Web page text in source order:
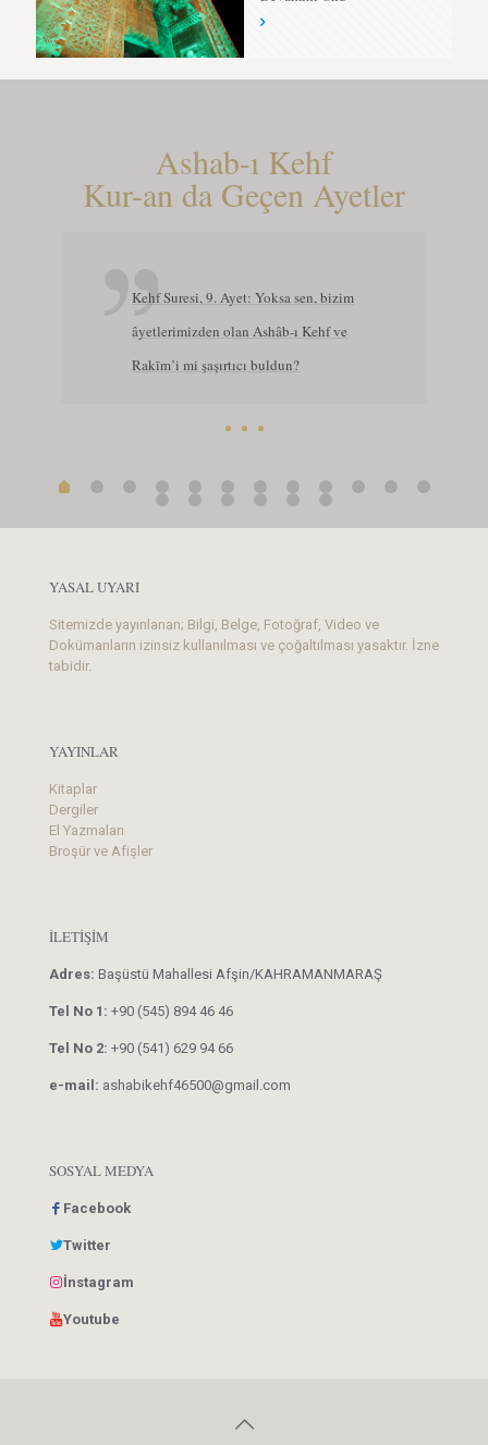
Ashab-ı Kehf
Kur-an da Geçen Ayetler
Kehf Suresi, 9. Ayet: Yoksa sen, bizim
âyetlerimizden olan Ashâb-ı Kehf ve
Rakīm’i mi şaşırtıcı buldun?
YASAL UYARI
Sitemizde yayınlanan; Bilgi, Belge, Fotoğraf, Video ve
Dokümanların izinsiz kullanılması ve çoğaltılması yasaktır. İzne
tabidir.
YAYINLAR
Kitaplar
Dergiler
El Yazmaları
Broşür ve Afişler
İLETİŞİM
Adres: Başüstü Mahallesi Afşin/KAHRAMANMARAŞ
Tel No 1: +90 (545) 894 46 46
Tel No 2: +90 (541) 629 94 66
e-mail: ashabikehf46500@gmail.com
SOSYAL MEDYA
Facebook
Twitter
İnstagram
Youtube